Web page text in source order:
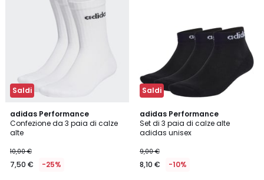
Saldi
adidas Performance
Confezione da 3 paia di calze
alte
10,00 €
7,50 € -25%
4,9
/ 5
Saldi
adidas Performance
Set di 3 paia di calze alte
adidas unisex
9,00 €
8,10 € -10%
4,9
/ 5